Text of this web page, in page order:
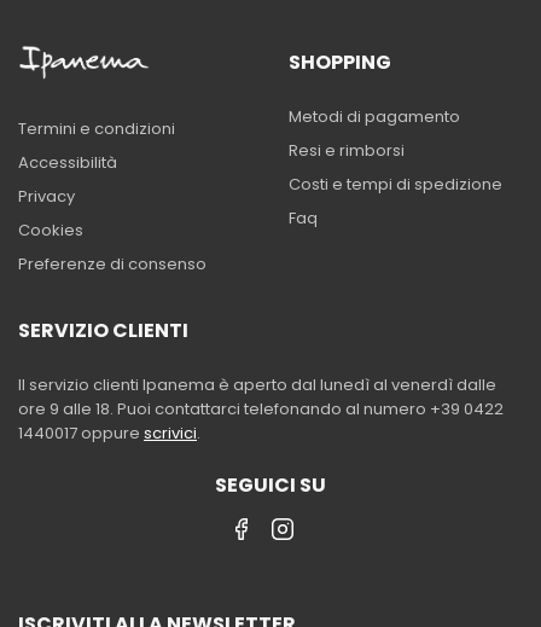
Termini e condizioni
Accessibilità
Privacy
Cookies
Preferenze di consenso
SHOPPING
Metodi di pagamento
Resi e rimborsi
Costi e tempi di spedizione
Faq
SERVIZIO CLIENTI
Il servizio clienti Ipanema è aperto dal lunedì al venerdì dalle
ore 9 alle 18. Puoi contattarci telefonando al numero +39 0422
1440017 oppure scrivici.
SEGUICI SU